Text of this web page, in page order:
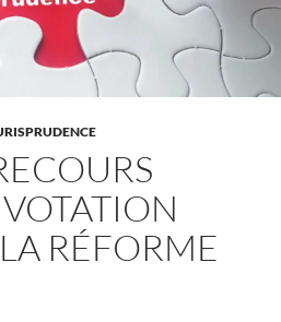
RÉFORME